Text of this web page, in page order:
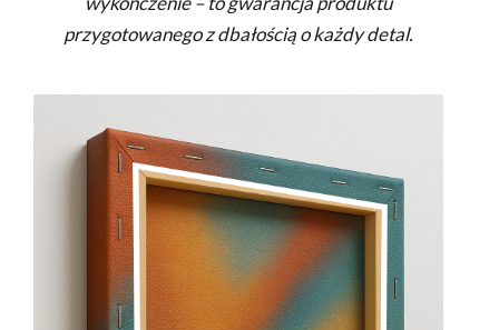
przygotowanego z dbałością o każdy detal.